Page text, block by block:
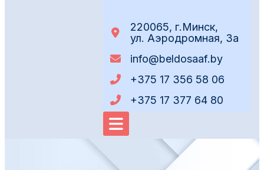
220065, г.Минск,
ул. Аэродромная, 3а
info@beldosaaf.by
+375 17 356 58 06
+375 17 377 64 80